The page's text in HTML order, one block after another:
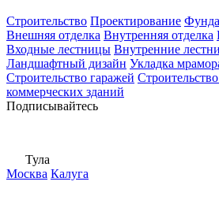
Строительство Проектирование
Внешняя отделка Внутренняя отделка
Входные лестницы Внутренние
Ландшафтный дизайн Укладка
Строительство гаражей
коммерческих зданий
Подписывайтесь
Тула
Москва Калуга